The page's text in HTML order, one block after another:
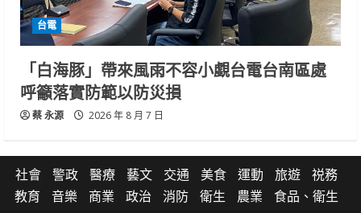
台電
「白海豚」帶來風雨不容小覷台電台南區處
呼籲落實防範以防災損
蔡 永源 2026 年 8 月 7 日
社會 警政 醫療 藝文 交通 美食 運動 旅遊
祱務
教育
音樂 商業 政治 消防 衛生 農業 食品、衛生